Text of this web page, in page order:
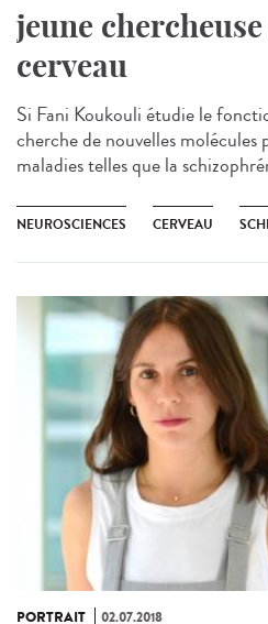
jeune
cerveau
Si Fani Koukouli étudie le
cherche de nouvelles
maladies telles que la
NEUROSCIENCES CERVEAU
PORTRAIT 02.07.2018